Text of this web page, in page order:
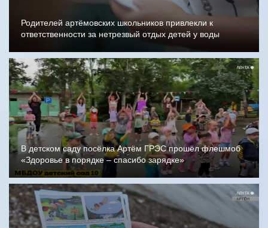
Родителей артёмовских школьников привлекли к
ответственности за нетрезвый отдых детей у воды
В детском саду посёлка Артём ГРЭС прошёл флешмоб
«Здоровье в порядке – спасибо зарядке»